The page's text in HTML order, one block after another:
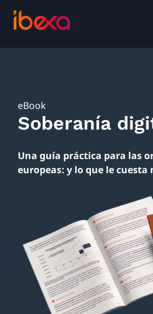
eBook
Soberanía
Una guía práctica para las
europeas: y lo que le cuesta